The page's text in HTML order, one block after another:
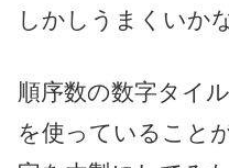
しかしうまくいか
順序数の数字タイ
を使っていること